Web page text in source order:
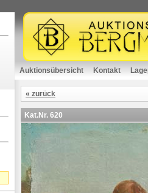
Auktionsübersicht Kontakt
« zurück
Kat.Nr. 620